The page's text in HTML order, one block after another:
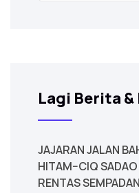
Lagi Berita
JAJARAN JALAN
HITAM–CIQ
RENTAS SEMPADAN